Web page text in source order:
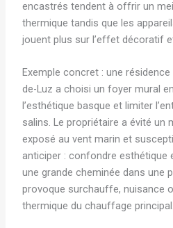
encastrés tendent à offrir un
thermique tandis que les
jouent plus sur l’effet décoratif
Exemple concret : une
de-Luz a choisi un foyer mural
l’esthétique basque et limiter
salins. Le propriétaire a évité un
exposé au vent marin et
anticiper : confondre esthétique
une grande cheminée dans une
provoque surchauffe, nuisance
thermique du chauffage principal.